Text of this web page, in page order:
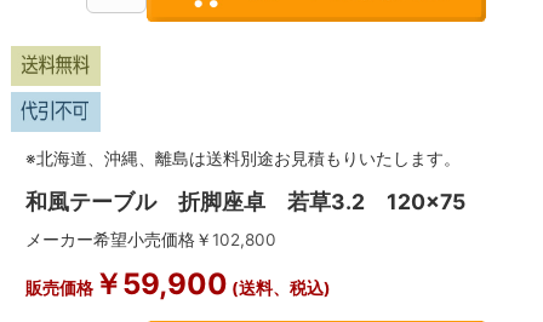
※北海道、沖縄、離島は送料別途お見積もりいたします。
和風テーブル 折脚座卓 若草3.2 120×75
メーカー希望小売価格￥102,800
販売価格￥59,900 (送料、税込)